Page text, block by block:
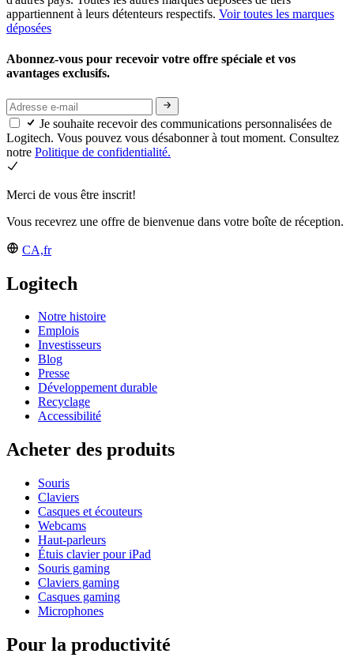
appartiennent à leurs détenteurs respectifs. Voir toutes les marques
déposées
Abonnez-vous pour recevoir votre offre spéciale et vos
avantages exclusifs.
Je souhaite recevoir des communications personnalisées de
Logitech. Vous pouvez vous désabonner à tout moment. Consultez
notre Politique de confidentialité.
Merci de vous être inscrit!
Vous recevrez une offre de bienvenue dans votre boîte de réception.
CA,fr
Logitech
Notre histoire
Emplois
Investisseurs
Blog
Presse
Développement durable
Recyclage
Accessibilité
Acheter des produits
Souris
Claviers
Casques et écouteurs
Webcams
Haut-parleurs
Étuis clavier pour iPad
Souris gaming
Claviers gaming
Casques gaming
Microphones
Pour la productivité